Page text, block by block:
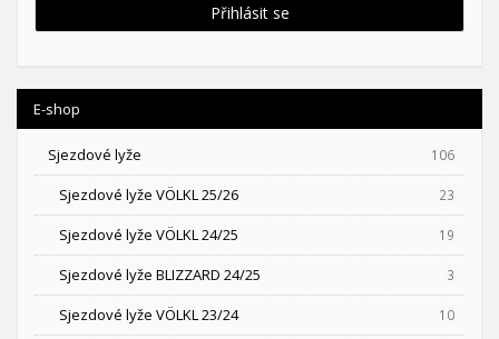
Přihlásit se
E-shop
Sjezdové lyže 106
Sjezdové lyže VÖLKL 25/26 23
Sjezdové lyže VÖLKL 24/25 19
Sjezdové lyže BLIZZARD 24/25 3
Sjezdové lyže VÖLKL 23/24 10